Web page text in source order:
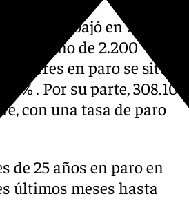
bajó en 7.800
masculino de 2.200
mujeres en paro se situó
. Por su parte, 308.100
con una tasa de paro
de 25 años en paro en
últimos meses hasta